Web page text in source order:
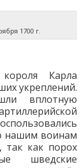
1700 г.
Карла
укреплений.
вплотную
нашим воинам
так как порох
шведские